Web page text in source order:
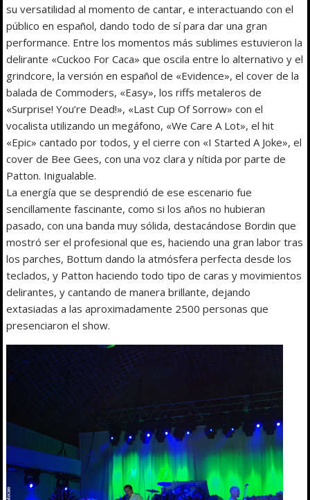
su versatilidad al momento de cantar, e interactuando con el
público en español, dando todo de sí para dar una gran
performance. Entre los momentos más sublimes estuvieron la
delirante «Cuckoo For Caca» que oscila entre lo alternativo y el
grindcore, la versión en español de «Evidence», el cover de la
balada de Commoders, «Easy», los riffs metaleros de
«Surprise! You’re Dead!», «Last Cup Of Sorrow» con el
vocalista utilizando un megáfono, «We Care A Lot», el hit
«Epic» cantado por todos, y el cierre con «I Started A Joke», el
cover de Bee Gees, con una voz clara y nítida por parte de
Patton. Inigualable.
La energía que se desprendió de ese escenario fue
sencillamente fascinante, como si los años no hubieran
pasado, con una banda muy sólida, destacándose Bordin que
mostró ser el profesional que es, haciendo una gran labor tras
los parches, Bottum dando la atmósfera perfecta desde los
teclados, y Patton haciendo todo tipo de caras y movimientos
delirantes, y cantando de manera brillante, dejando
extasiadas a las aproximadamente 2500 personas que
presenciaron el show.